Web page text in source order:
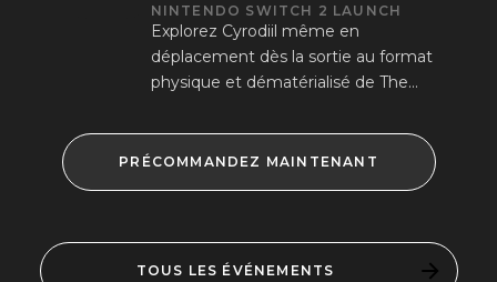
NINTENDO SWITCH 2 LAUNCH
Explorez Cyrodiil même en
déplacement dès la sortie au format
physique et dématérialisé de The
Remastered sur Nintendo Switch 2
le 11 août.
PRÉCOMMANDEZ MAINTENANT
TOUS LES ÉVÉNEMENTS